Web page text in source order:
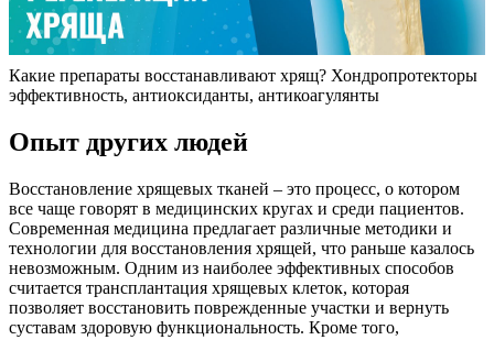
Какие препараты восстанавливают хрящ? Хондропротекторы
эффективность, антиоксиданты, антикоагулянты
Опыт других людей
Восстановление хрящевых тканей – это процесс, о котором
все чаще говорят в медицинских кругах и среди пациентов.
Современная медицина предлагает различные методики и
технологии для восстановления хрящей, что раньше казалось
невозможным. Одним из наиболее эффективных способов
считается трансплантация хрящевых клеток, которая
позволяет восстановить поврежденные участки и вернуть
суставам здоровую функциональность. Кроме того,